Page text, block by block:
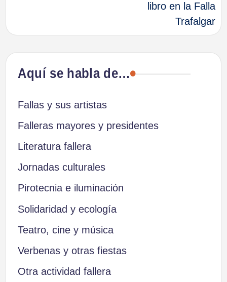
libro en la Falla
Trafalgar
Aquí se habla de…
Fallas y sus artistas
Falleras mayores y presidentes
Literatura fallera
Jornadas culturales
Pirotecnia e iluminación
Solidaridad y ecología
Teatro, cine y música
Verbenas y otras fiestas
Otra actividad fallera